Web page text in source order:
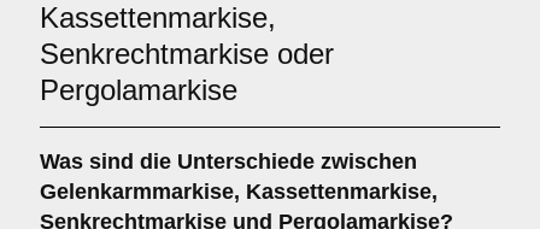
Kassettenmarkise,
Senkrechtmarkise oder
Pergolamarkise
Was sind die Unterschiede zwischen
Gelenkarmmarkise, Kassettenmarkise,
Senkrechtmarkise und Pergolamarkise?